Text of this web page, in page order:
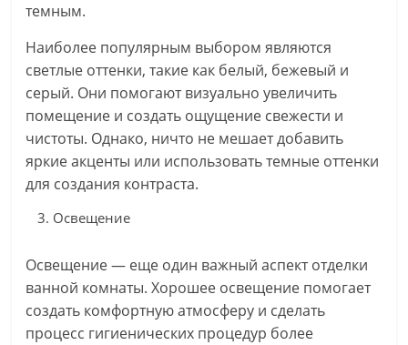
темным.
Наиболее популярным выбором являются
светлые оттенки, такие как белый, бежевый и
серый. Они помогают визуально увеличить
помещение и создать ощущение свежести и
чистоты. Однако, ничто не мешает добавить
яркие акценты или использовать темные оттенки
для создания контраста.
Освещение
Освещение — еще один важный аспект отделки
ванной комнаты. Хорошее освещение помогает
создать комфортную атмосферу и сделать
процесс гигиенических процедур более